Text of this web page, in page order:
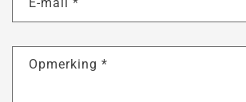
Opmerking *